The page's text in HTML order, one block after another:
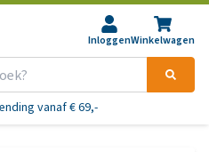
InloggenWinkelwagen
vanaf € 69,-